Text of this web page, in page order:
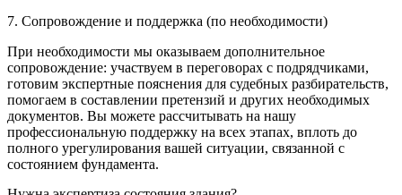
7. Сопровождение и поддержка (по необходимости)
При необходимости мы оказываем дополнительное
сопровождение: участвуем в переговорах с подрядчиками,
готовим экспертные пояснения для судебных разбирательств,
помогаем в составлении претензий и других необходимых
документов. Вы можете рассчитывать на нашу
профессиональную поддержку на всех этапах, вплоть до
полного урегулирования вашей ситуации, связанной с
состоянием фундамента.